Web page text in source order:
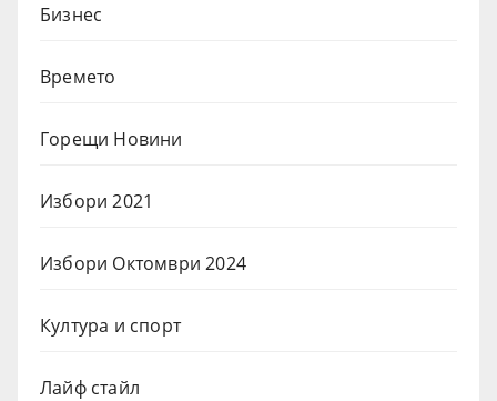
Бизнес
Времето
Горещи Новини
Избори 2021
Избори Октомври 2024
Култура и спорт
Лайф стайл